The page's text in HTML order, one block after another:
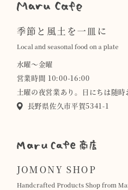
季節と風土を一皿に
Local and seasonal food on a plate
水曜〜金曜
営業時間 10:00-16:00
土曜の夜営業あり。日にちは随時
長野県佐久市平賀5341-1
JOMONY SHOP
Handcrafted Products Shop from